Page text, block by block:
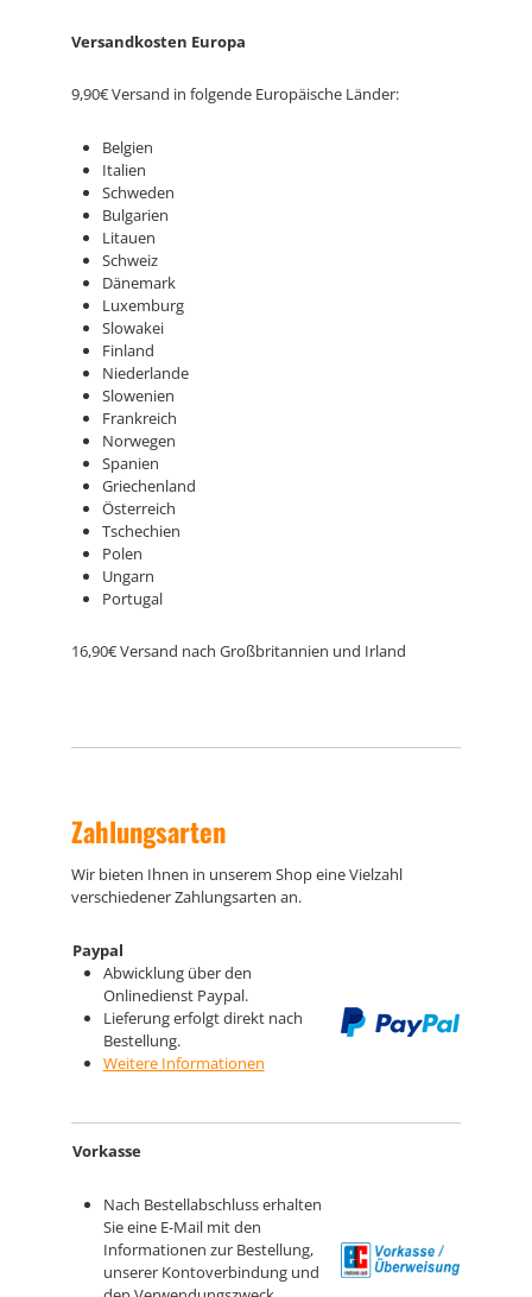
Versandkosten Europa
9,90€ Versand in folgende Europäische Länder:
Belgien
Italien
Schweden
Bulgarien
Litauen
Schweiz
Dänemark
Luxemburg
Slowakei
Finland
Niederlande
Slowenien
Frankreich
Norwegen
Spanien
Griechenland
Österreich
Tschechien
Polen
Ungarn
Portugal
16,90€ Versand nach Großbritannien und Irland
Zahlungsarten
Wir bieten Ihnen in unserem Shop eine Vielzahl
verschiedener Zahlungsarten an.
Paypal
Abwicklung über den
Onlinedienst Paypal.
Lieferung erfolgt direkt nach
Bestellung.
Weitere Informationen
Vorkasse
Nach Bestellabschluss erhalten
Sie eine E-Mail mit den
Informationen zur Bestellung,
unserer Kontoverbindung und